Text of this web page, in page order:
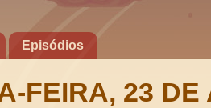
Episódios
FEIRA, 23 DE